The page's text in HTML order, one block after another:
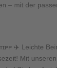
– mit der
✈️ Leichte
Mit